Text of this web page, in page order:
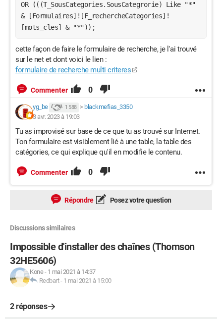
Windows / Edge 111.0.1661.62
La connaissance s'acquiert par l'expérience, tout le reste n'est que de
OR (((T_SousCategories.SousCategrorie) Like "*"
& [Formulaires]![F_rechercheCategories]!
cette façon de faire le formulaire de recherche, je l'ai trouvé
sur le net et dont voici le lien :
formulaire de recherche multi criteres
Commenter 0
yg_be 1 588 > blackmefias_3350
3 avr. 2023 à 19:03
Tu as improvisé sur base de ce que tu as trouvé sur Internet.
Ton formulaire est visiblement lié à une table, la table des
catégories, ce qui explique qu'il en modifie le contenu.
Commenter 0
Répondre Posez votre question
Discussions similaires
Impossible d'installer des chaînes (Thomson
32HE5606)
Kone- 1 mai 2021 à 14:37
Redbart- 1 mai 2021 à 15:00
2 réponses